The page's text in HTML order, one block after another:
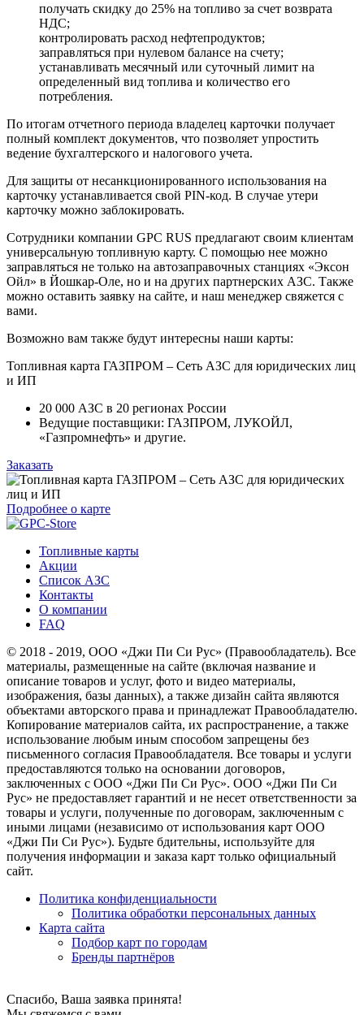
получать скидку до 25% на топливо за счет возврата
НДС;
контролировать расход нефтепродуктов;
заправляться при нулевом балансе на счету;
устанавливать месячный или суточный лимит на
определенный вид топлива и количество его
потребления.
По итогам отчетного периода владелец карточки получает
полный комплект документов, что позволяет упростить
ведение бухгалтерского и налогового учета.
Для защиты от несанкционированного использования на
карточку устанавливается свой PIN-код. В случае утери
карточку можно заблокировать.
Сотрудники компании GPC RUS предлагают своим клиентам
универсальную топливную карту. С помощью нее можно
заправляться не только на автозаправочных станциях «Эксон
Ойл» в Йошкар-Оле, но и на других партнерских АЗС. Также
можно оставить заявку на сайте, и наш менеджер свяжется с
вами.
Возможно вам также будут интересны наши карты:
Топливная карта ГАЗПРОМ – Сеть АЗС для юридических лиц
и ИП
20 000 АЗС в 20 регионах России
Ведущие поставщики: ГАЗПРОМ, ЛУКОЙЛ,
«Газпромнефть» и другие.
Заказать
Подробнее о карте
Топливные карты
Акции
Список АЗС
Контакты
О компании
FAQ
© 2018 - 2019, ООО «Джи Пи Си Рус» (Правообладатель). Все
материалы, размещенные на сайте (включая название и
описание товаров и услуг, фото и видео материалы,
изображения, базы данных), а также дизайн сайта являются
объектами авторского права и принадлежат Правообладателю.
Копирование материалов сайта, их распространение, а также
использование любым иным способом запрещены без
письменного согласия Правообладателя. Все товары и услуги
предоставляются только на основании договоров,
заключенных с ООО «Джи Пи Си Рус». ООО «Джи Пи Си
Рус» не предоставляет гарантий и не несет ответственности за
товары и услуги, полученные по договорам, заключенным с
иными лицами (независимо от использования карт ООО
«Джи Пи Си Рус»). Будьте бдительны, используйте для
получения информации и заказа карт только официальный
сайт.
Политика конфиденциальности
Политика обработки персональных данных
Карта сайта
Подбор карт по городам
Бренды партнёров
Спасибо, Ваша заявка принята!